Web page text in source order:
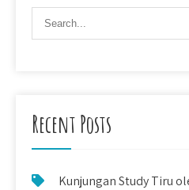
Recent Posts
Kunjungan Study Tiru